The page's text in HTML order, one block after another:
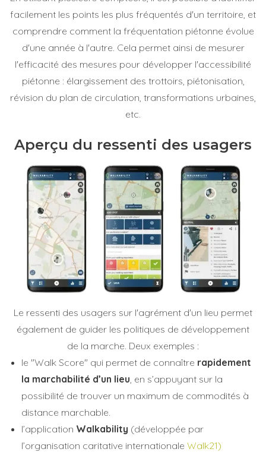
facilement les points les plus fréquentés d'un territoire, et
comprendre comment la fréquentation piétonne évolue
d'une année à l'autre. Cela permet ainsi de mesurer
l'efficacité des mesures pour développer l'accessibilité
piétonne : élargissement des trottoirs, piétonisation,
révision du plan de circulation, transformations urbaines,
etc.
Aperçu du ressenti des usagers
Le ressenti des usagers sur l'agrément d'un lieu permet
également de guider les politiques de développement
de la marche. Deux exemples :
le "Walk Score" qui permet de connaître rapidement
la marchabilité d’un lieu , en s’appuyant sur la
possibilité de trouver un maximum de commodités à
distance marchable.
l’application Walkability (développée par
l’organisation caritative internationale Walk21)